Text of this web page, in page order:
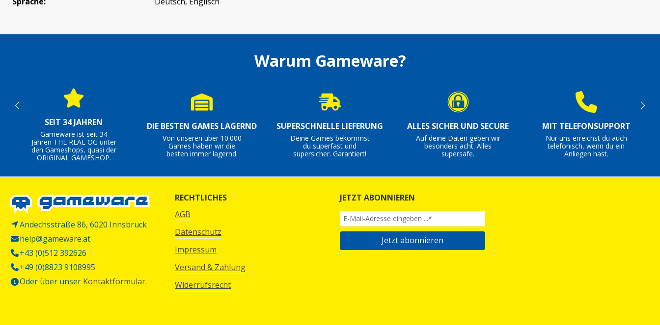
Warum Gameware?
SEIT 34 JAHREN
Gameware ist seit 34
Jahren THE REAL OG unter
den Gameshops, quasi der
ORIGINAL GAMESHOP.
DIE BESTEN GAMES LAGERND
Von unseren über 10.000
Games haben wir die
besten immer lagernd.
SUPERSCHNELLE LIEFERUNG
Deine Games bekommst
du superfast und
supersicher. Garantiert!
ALLES SICHER UND SECURE
Auf deine Daten geben wir
besonders acht. Alles
supersafe.
MIT TELEFONSUPPORT
Nur uns erreichst du auch
telefonisch, wenn du ein
Anliegen hast.
Andechsstraße 86, 6020 Innsbruck
help@gameware.at
+43 (0)512 392626
+49 (0)8823 9108995
Oder über unser Kontaktformular.
RECHTLICHES
AGB
Datenschutz
Impressum
Versand & Zahlung
Widerrufsrecht
JETZT ABONNIEREN
Jetzt abonnieren